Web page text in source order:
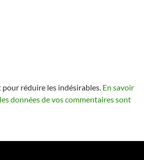
réduire les indésirables. En savoir
données de vos commentaires sont